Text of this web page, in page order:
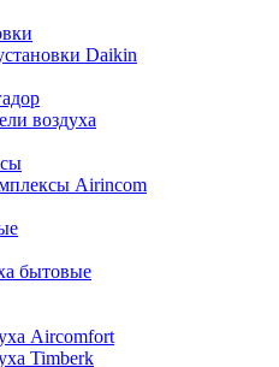
Daikin
воздуха
Airincom
бытовые
Aircomfort
Timberk